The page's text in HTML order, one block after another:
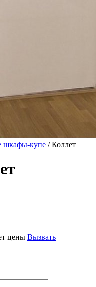
шкафы-купе / Коллет
цены Вызвать